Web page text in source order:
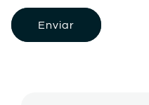
c
o
Enviar